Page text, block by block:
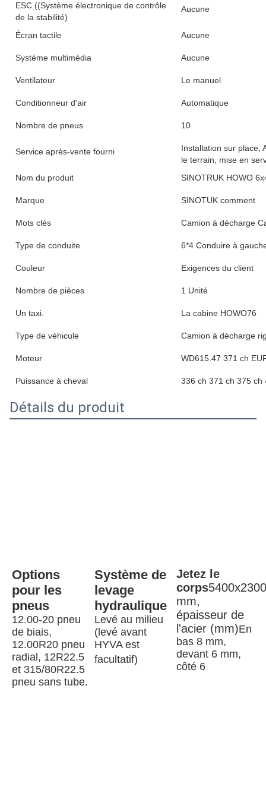
ESC ((Système électronique de contrôle
de la stabilité)
Aucune
Écran tactile Aucune
Système multimédia Aucune
Ventilateur Le manuel
Conditionneur d'air Automatique
Nombre de pneus 10
Service après-vente fourni
Installation sur place,
le terrain, mise en
Nom du produit
SINOTRUK HOWO
Marque SINOTUK comment
Mots clés Camion à décharge
Type de conduite 6*4 Conduire à
Couleur Exigences du client
Nombre de pièces 1 Unité
Un taxi. La cabine HOWO76
Type de véhicule Camion à décharge
Moteur WD615.47 371 ch
Puissance à cheval 336 ch 371 ch 375 ch
Détails du produit
Options
pour les
pneus
12.00-20 pneu
de biais,
12.00R20 pneu
radial, 12R22.5
et 315/80R22.5
pneu sans tube.
Système de
levage
hydraulique
Levé au milieu
(levé avant
HYVA est
facultatif)
Jetez le
corps
mm,
épaisseur de
l'acier (mm)En
bas 8 mm,
devant 6 mm,
côté 6